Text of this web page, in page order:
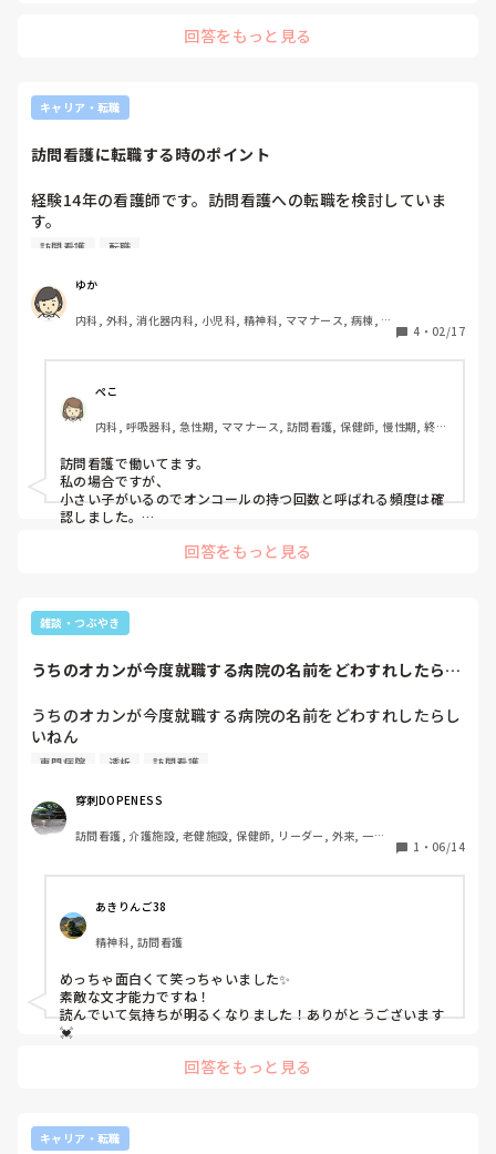
回答をもっと見る
キャリア・転職
訪問看護に転職する時のポイント
経験14年の看護師です。訪問看護への転職を検討していま
す。
制など、条件が多すぎて優先順位がつけられず迷っていま
す。
・転職時、何を一番重視しましたか？
・結果的に「ここを見ておいて良かった」「逆に甘く見て失
敗した」点はありますか？
訪問看護 転職
ゆか
内科, 外科, 消化器内科, 小児科, 精神科, ママナース, 病棟, 消
4 ・ 02/17
ぺこ
内科, 呼吸器科, 急性期, ママナース, 訪問看護, 保健師, 慢性期, 終末
訪問看護で働いてます。
私の場合ですが、
小さい子がいるのでオンコールの持つ回数と呼ばれる頻度は確
認しました。
しれませんが少人数の所は教育体制は不十分かもしれません。
直行直帰ができると時間を無駄にせず尚良ですね！
回答をもっと見る
雑談・つぶやき
うちのオカンが今度就職する病院の名前をどわすれしたらし
うちのオカンが今度就職する病院の名前をどわすれしたらし
いねん
する病院を一緒に考えたるわ、どんな特徴言うてた？
透析専門病院で、透析患者さんが大半らしいねん
ほぉうちの法人やないか、その特徴はうちの法人で間違いな
いわ、決まりやな
でもな、オカンが言うには、透析だけに専念できるらしいね
ほぉうちの法人違うか、うちの法人は訪問看護や看多機やサ
高住とか箱だけ作ってしまったせいで、職員は振り回されて
専門病院 透析 訪問看護
穿刺DOPENESS
訪問看護, 介護施設, 老健施設, 保健師, リーダー, 外来, 一般
1 ・ 06/14
あきりんご38
精神科, 訪問看護
めっちゃ面白くて笑っちゃいました✨️
素敵な文才能力ですね！
読んでいて気持ちが明るくなりました！ありがとうございます
💓
回答をもっと見る
キャリア・転職